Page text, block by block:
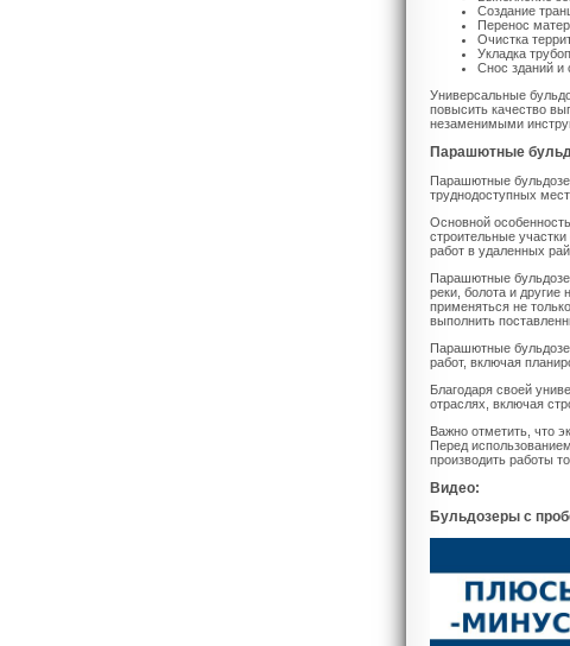
Создание
Перенос
Очистка
Укладка
Снос зданий и
Универсальные
повысить качество
незаменимыми
Парашютные
Парашютные
труднодоступных
Основной
строительные
работ в удаленных
Парашютные
реки, болота и другие
применяться не
выполнить
Парашютные
работ, включая
Благодаря своей
отраслях, включая
Важно отметить, что
Перед
производить работы
Видео:
Бульдозеры с